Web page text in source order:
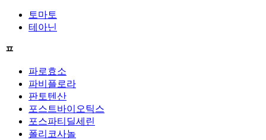
토마토
테아닌
ㅍ
파로효소
파비플로라
판토텐산
포스트바이오틱스
포스파티딜세린
폴리코사놀